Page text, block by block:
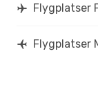
Flygplatser
Flygplatser